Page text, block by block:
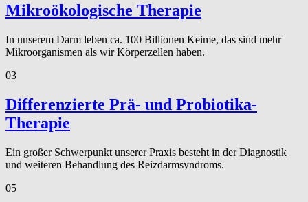
Mikroökologische Therapie
In unserem Darm leben ca. 100 Billionen Keime, das sind mehr
Mikroorganismen als wir Körperzellen haben.
03
Differenzierte Prä- und Probiotika-
Therapie
Ein großer Schwerpunkt unserer Praxis besteht in der Diagnostik
und weiteren Behandlung des Reizdarmsyndroms.
05